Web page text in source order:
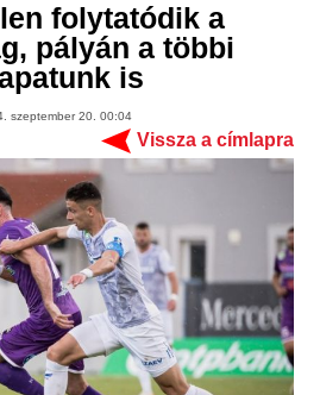
folytatódik a
pályán a többi
is
szeptember 20. 00:04
Vissza a címlapra